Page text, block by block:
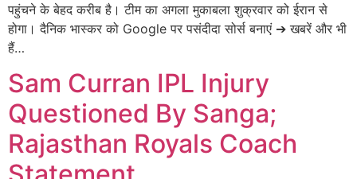
पहुंचने के बेहद करीब है। टीम का अगला मुकाबला शुक्रवार को ईरान से
होगा। दैनिक भास्कर को Google पर पसंदीदा सोर्स बनाएं ➔ खबरें और भी
हैं…
Sam Curran IPL Injury
Questioned By Sanga;
Rajasthan Royals Coach